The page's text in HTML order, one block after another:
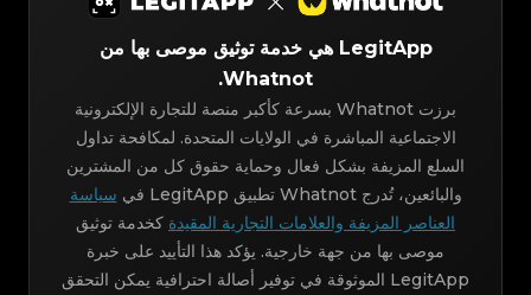
LegitApp هي خدمة توثيق موصى بها من
Whatnot.
برزت Whatnot بسرعة كأكبر منصة للتجارة الإلكترونية
الاجتماعية المباشرة في الولايات المتحدة. لمكافحة تداول
السلع المزيفة بشكل فعال وحماية حقوق كل من المشترين
والبائعين، تُدرج Whatnot تطبيق LegitApp في
سياسة
العناصر المزيفة والعلامات التجارية المقيدة كخدمة توثيق
موصى بها من جهة خارجية. يؤكد هذا التأييد على خبرة
LegitApp الموثوقة في توفير أصالة احترافية يمكن التحقق